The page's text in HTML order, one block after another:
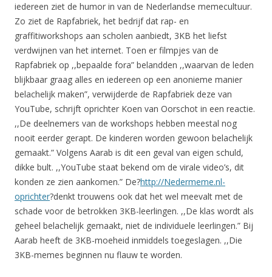
iedereen ziet de humor in van de Nederlandse memecultuur.
Zo ziet de Rapfabriek, het bedrijf dat rap- en
graffitiworkshops aan scholen aanbiedt, 3KB het liefst
verdwijnen van het internet. Toen er filmpjes van de
Rapfabriek op ,,bepaalde fora” belandden ,,waarvan de leden
blijkbaar graag alles en iedereen op een anonieme manier
belachelijk maken”, verwijderde de Rapfabriek deze van
YouTube, schrijft oprichter Koen van Oorschot in een reactie.
,,De deelnemers van de workshops hebben meestal nog
nooit eerder gerapt. De kinderen worden gewoon belachelijk
gemaakt.” Volgens Aarab is dit een geval van eigen schuld,
dikke bult. ,,YouTube staat bekend om de virale video’s, dit
konden ze zien aankomen.” De?http://Nedermeme.nl-
oprichter?denkt trouwens ook dat het wel meevalt met de
schade voor de betrokken 3KB-leerlingen. ,,De klas wordt als
geheel belachelijk gemaakt, niet de individuele leerlingen.” Bij
Aarab heeft de 3KB-moeheid inmiddels toegeslagen. ,,Die
3KB-memes beginnen nu flauw te worden.